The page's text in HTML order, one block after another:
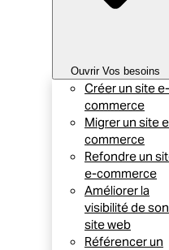
Ouvrir Vos besoins
Créer un site e-
commerce
Migrer un site
commerce
Refondre un
e-commerce
Améliorer la
visibilité de son
site web
Référencer un